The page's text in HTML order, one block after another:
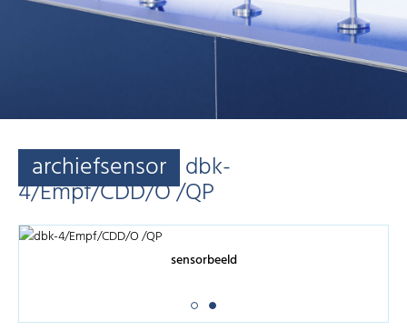
archiefsensor dbk-
4/Empf/CDD/O /QP
sensorbeeld